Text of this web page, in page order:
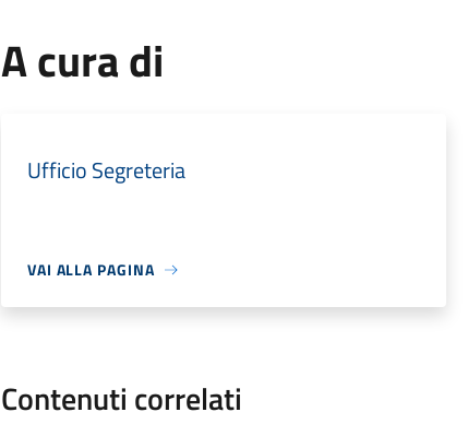
A cura di
Ufficio Segreteria
VAI ALLA PAGINA
Contenuti correlati